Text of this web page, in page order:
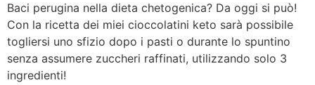
Baci perugina nella dieta chetogenica? Da oggi si può!
Con la ricetta dei miei cioccolatini keto sarà possibile
togliersi uno sfizio dopo i pasti o durante lo spuntino
senza assumere zuccheri raffinati, utilizzando solo 3
ingredienti!